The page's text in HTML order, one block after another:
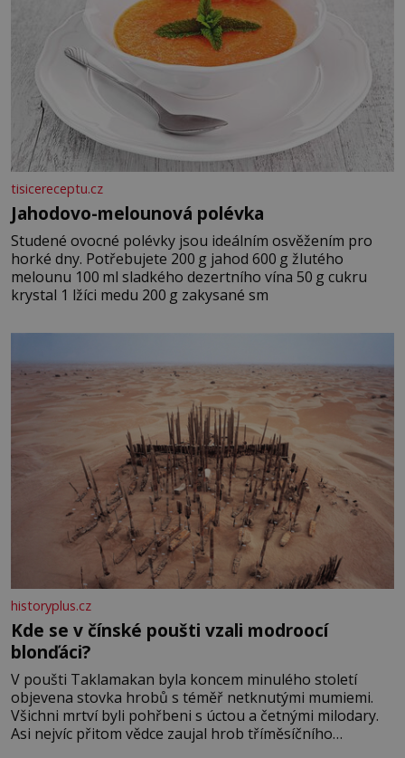
tisicereceptu.cz
Jahodovo-melounová polévka
Studené ovocné polévky jsou ideálním osvěžením pro
horké dny. Potřebujete 200 g jahod 600 g žlutého
melounu 100 ml sladkého dezertního vína 50 g cukru
krystal 1 lžíci medu 200 g zakysané sm
historyplus.cz
Kde se v čínské poušti vzali modroocí
blonďáci?
V poušti Taklamakan byla koncem minulého století
objevena stovka hrobů s téměř netknutými mumiemi.
Všichni mrtví byli pohřbeni s úctou a četnými milodary.
Asi nejvíc přitom vědce zaujal hrob tříměsíčního